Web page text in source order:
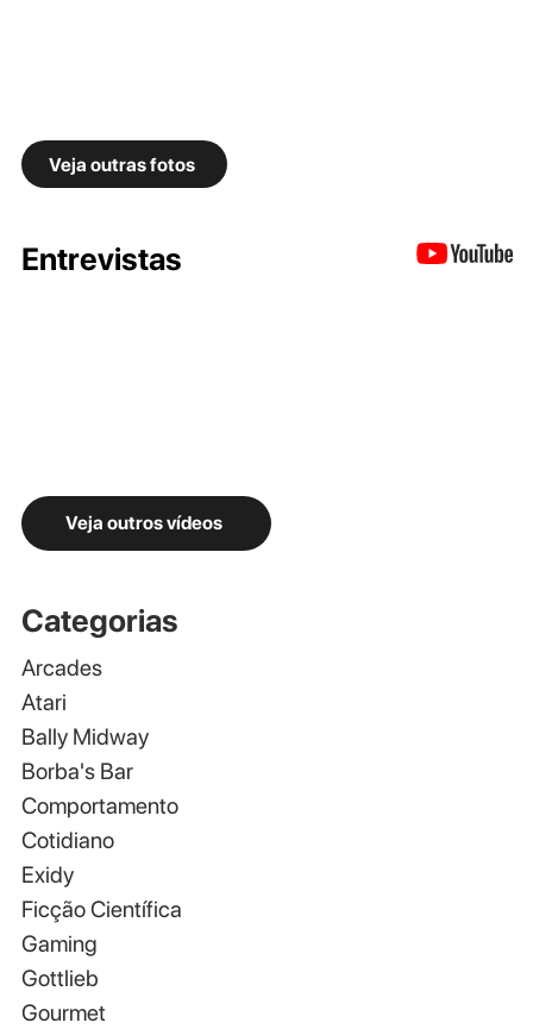
Veja outras fotos
Entrevistas
Veja outros vídeos
Categorias
Arcades
Atari
Bally Midway
Borba's Bar
Comportamento
Cotidiano
Exidy
Ficção Científica
Gaming
Gottlieb
Gourmet